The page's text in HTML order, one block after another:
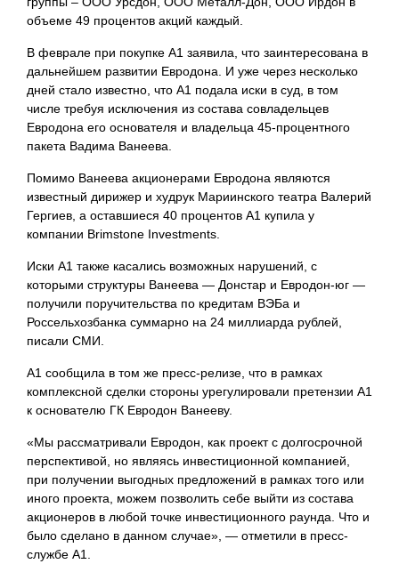
объеме 49 процентов акций каждый.
В феврале при покупке А1 заявила, что заинтересована в
дальнейшем развитии Евродона. И уже через несколько
дней стало известно, что А1 подала иски в суд, в том
числе требуя исключения из состава совладельцев
Евродона его основателя и владельца 45-процентного
пакета Вадима Ванеева.
Помимо Ванеева акционерами Евродона являются
известный дирижер и худрук Мариинского театра Валерий
Гергиев, а оставшиеся 40 процентов А1 купила у
компании Brimstone Investments.
Иски А1 также касались возможных нарушений, с
которыми структуры Ванеева — Донстар и Евродон-юг —
получили поручительства по кредитам ВЭБа и
Россельхозбанка суммарно на 24 миллиарда рублей,
писали СМИ.
А1 сообщила в том же пресс-релизе, что в рамках
комплексной сделки стороны урегулировали претензии А1
к основателю ГК Евродон Ванееву.
«Мы рассматривали Евродон, как проект с долгосрочной
перспективой, но являясь инвестиционной компанией,
при получении выгодных предложений в рамках того или
иного проекта, можем позволить себе выйти из состава
акционеров в любой точке инвестиционного раунда. Что и
было сделано в данном случае», — отметили в пресс-
службе А1.